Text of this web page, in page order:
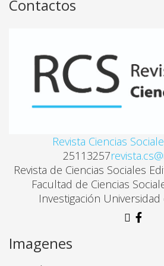
CHAPULINES: DELINCUENCIA
Lynnethe Ma. Chaves
DROGADICCIÓN Y
Marlene Campos
ALCOHOL Y TURISMO:
Contactos
Revista Ciencias
25113257
Revista de Ciencias Sociales
Facultad de Ciencias
Investigación Universidad
Imagenes